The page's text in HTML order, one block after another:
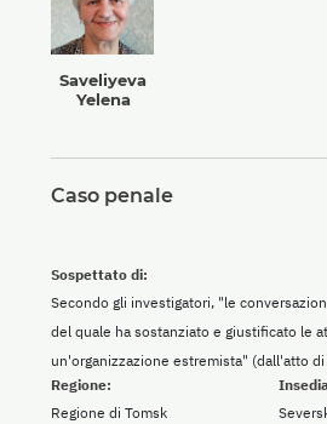
Saveliyeva
Yelena
Caso penale
Regione:
Regione di Tomsk
Sospettato di:
Secondo gli investigatori, "le
del quale ha sostanziato e giustificato le
un'organizzazione estremista" (dall'atto di